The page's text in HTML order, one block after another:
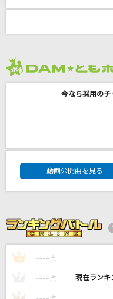
After The Thrill Is
ル・イズ・ゴーン]
春雷
アイドルパワー
米津玄師
花束
今なら採用の
DAM★ともボ
動画公開曲を見る
1 ---- 点 ----
---- 点 ----
3